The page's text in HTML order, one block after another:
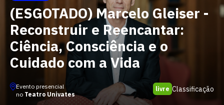
(ESGOTADO) Marcelo Gleiser -
Reconstruir e Reencantar:
Ciência, Consciência e o
Cuidado com a Vida
Evento presencial
no Teatro Univates
livre Classificação